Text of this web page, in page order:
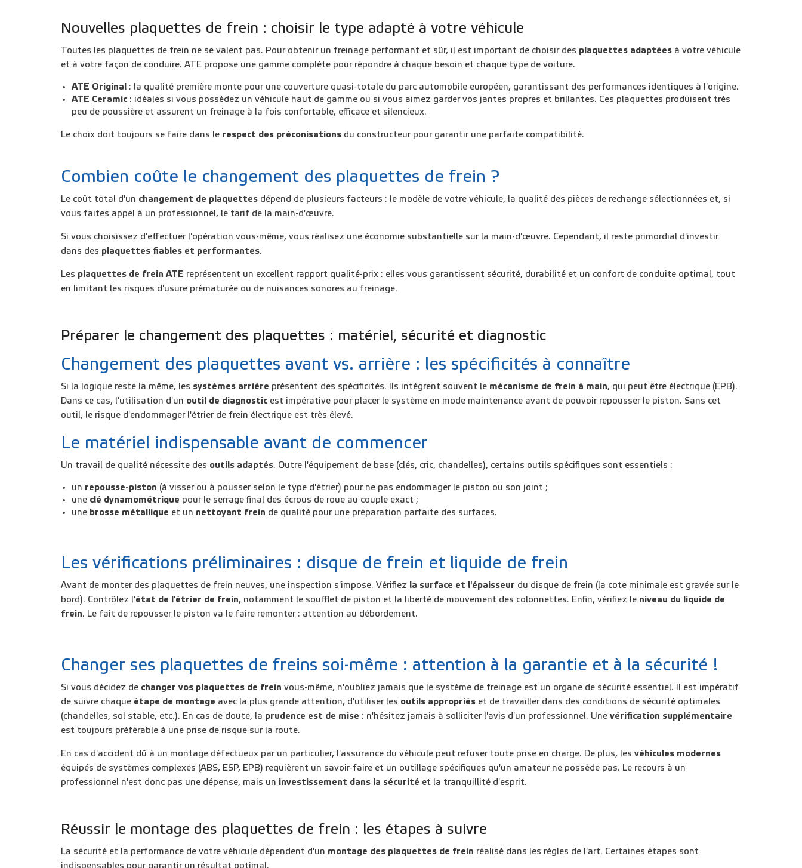
Nouvelles plaquettes de frein : choisir le type adapté à votre véhicule
Toutes les plaquettes de frein ne se valent pas. Pour obtenir un freinage performant et sûr, il est important de choisir des plaquettes adaptées à votre véhicule
et à votre façon de conduire. ATE propose une gamme complète pour répondre à chaque besoin et chaque type de voiture.
ATE Original
: la qualité première monte pour une couverture quasi-totale du parc automobile européen, garantissant des performances identiques à l'origine.
ATE Ceramic : idéales si vous possédez un véhicule haut de gamme ou si vous aimez garder vos jantes propres et brillantes. Ces plaquettes produisent très
peu de poussière et assurent un freinage à la fois confortable, efficace et silencieux.
Le choix doit toujours se faire dans le respect des préconisations du constructeur pour garantir une parfaite compatibilité.
Combien coûte le changement des plaquettes de frein ?
Le coût total d'un changement de plaquettes dépend de plusieurs facteurs : le modèle de votre véhicule, la qualité des pièces de rechange sélectionnées et, si
vous faites appel à un professionnel, le tarif de la main-d'œuvre.
Si vous choisissez d'effectuer l'opération vous-même, vous réalisez une économie substantielle sur la main-d'œuvre. Cependant, il reste primordial d'investir
dans des plaquettes fiables et performantes.
Les plaquettes de frein ATE représentent un excellent rapport qualité-prix : elles vous garantissent sécurité, durabilité et un confort de conduite optimal, tout
en limitant les risques d'usure prématurée ou de nuisances sonores au freinage.
Préparer le changement des plaquettes : matériel, sécurité et diagnostic
Changement des plaquettes avant vs. arrière : les spécificités à connaître
Si la logique reste la même, les systèmes arrière présentent des spécificités. Ils intègrent souvent le mécanisme de frein à main, qui peut être électrique (EPB).
Dans ce cas, l'utilisation d'un outil de diagnostic est impérative pour placer le système en mode maintenance avant de pouvoir repousser le piston. Sans cet
outil, le risque d'endommager l'étrier de frein électrique est très élevé.
Le matériel indispensable avant de commencer
Un travail de qualité nécessite des outils adaptés. Outre l'équipement de base (clés, cric, chandelles), certains outils spécifiques sont essentiels :
un repousse-piston (à visser ou à pousser selon le type d'étrier) pour ne pas endommager le piston ou son joint ;
une clé dynamométrique pour le serrage final des écrous de roue au couple exact ;
une brosse métallique et un nettoyant frein de qualité pour une préparation parfaite des surfaces.
Les vérifications préliminaires : disque de frein et liquide de frein
Avant de monter des plaquettes de frein neuves, une inspection s'impose. Vérifiez la surface et l'épaisseur du disque de frein (la cote minimale est gravée sur le
bord). Contrôlez l'état de l'étrier de frein, notamment le soufflet de piston et la liberté de mouvement des colonnettes. Enfin, vérifiez le niveau du liquide de
frein. Le fait de repousser le piston va le faire remonter : attention au débordement.
Changer ses plaquettes de freins soi-même : attention à la garantie et à la sécurité !
Si vous décidez de changer vos plaquettes de frein vous-même, n'oubliez jamais que le système de freinage est un organe de sécurité essentiel. Il est impératif
de suivre chaque étape de montage avec la plus grande attention, d'utiliser les outils appropriés et de travailler dans des conditions de sécurité optimales
(chandelles, sol stable, etc.). En cas de doute, la prudence est de mise : n'hésitez jamais à solliciter l'avis d'un professionnel. Une vérification supplémentaire
est toujours préférable à une prise de risque sur la route.
En cas d'accident dû à un montage défectueux par un particulier, l'assurance du véhicule peut refuser toute prise en charge. De plus, les véhicules modernes
équipés de systèmes complexes (ABS, ESP, EPB) requièrent un savoir-faire et un outillage spécifiques qu'un amateur ne possède pas. Le recours à un
professionnel n'est donc pas une dépense, mais un investissement dans la sécurité et la tranquillité d'esprit.
Réussir le montage des plaquettes de frein : les étapes à suivre
La sécurité et la performance de votre véhicule dépendent d'un montage des plaquettes de frein réalisé dans les règles de l'art. Certaines étapes sont
indispensables pour garantir un résultat optimal.